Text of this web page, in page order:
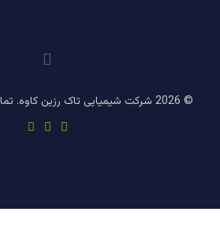
© 2026 شرکت شیمیایی تاک رزین کاوه. تمام حقوق محفوظ است